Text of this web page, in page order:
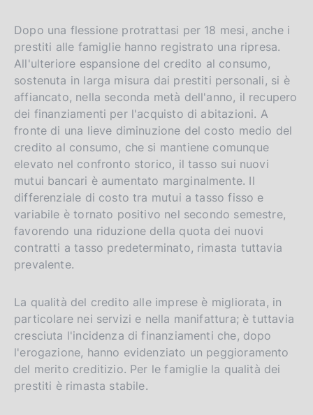
Dopo una flessione protrattasi per 18 mesi, anche i
prestiti alle famiglie hanno registrato una ripresa.
All'ulteriore espansione del credito al consumo,
sostenuta in larga misura dai prestiti personali, si è
affiancato, nella seconda metà dell'anno, il recupero
dei finanziamenti per l'acquisto di abitazioni. A
fronte di una lieve diminuzione del costo medio del
credito al consumo, che si mantiene comunque
elevato nel confronto storico, il tasso sui nuovi
mutui bancari è aumentato marginalmente. Il
differenziale di costo tra mutui a tasso fisso e
variabile è tornato positivo nel secondo semestre,
favorendo una riduzione della quota dei nuovi
contratti a tasso predeterminato, rimasta tuttavia
prevalente.
La qualità del credito alle imprese è migliorata, in
particolare nei servizi e nella manifattura; è tuttavia
cresciuta l'incidenza di finanziamenti che, dopo
l'erogazione, hanno evidenziato un peggioramento
del merito creditizio. Per le famiglie la qualità dei
prestiti è rimasta stabile.